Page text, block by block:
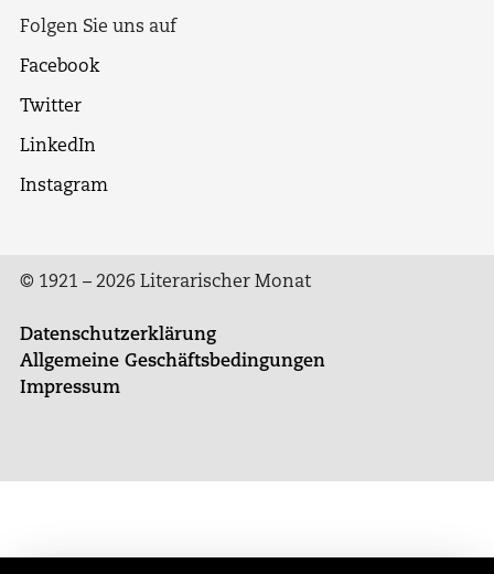
Folgen Sie uns auf
Facebook
Twitter
LinkedIn
Instagram
© 1921 – 2026 Literarischer Monat
Datenschutzerklärung
Allgemeine Geschäftsbedingungen
Impressum